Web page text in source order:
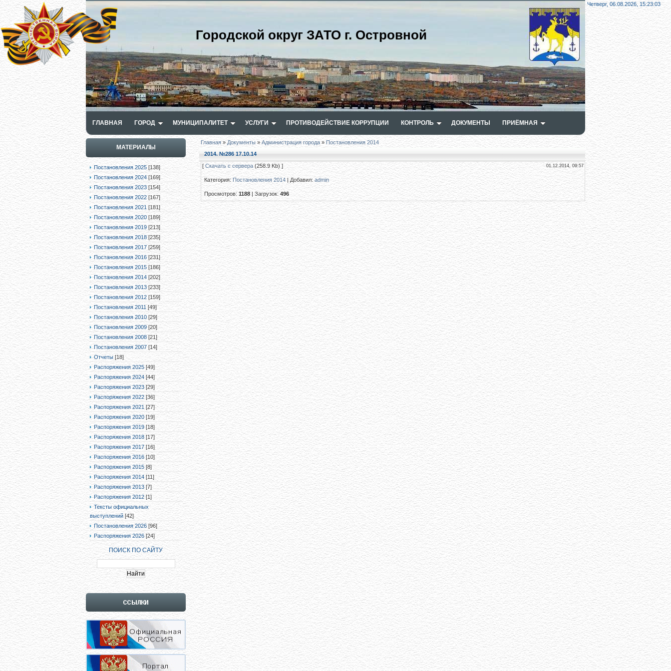
Четверг, 06.08.2026,15:23:03
Городской округ ЗАТО г. Островной
ГЛАВНАЯ ГОРОД МУНИЦИПАЛИТЕТ УСЛУГИ ПРОТИВОДЕЙСТВИЕ КОРРУПЦИИ КОНТРОЛЬ ДОКУМЕНТЫ ПРИЁМНАЯ
МАТЕРИАЛЫ
Постановления 2025 [138]
Постановления 2024 [169]
Постановления 2023 [154]
Постановления 2022 [167]
Постановления 2021 [181]
Постановления 2020 [189]
Постановления 2019 [213]
Постановления 2018 [235]
Постановления 2017 [259]
Постановления 2016 [231]
Постановления 2015 [186]
Постановления 2014 [202]
Постановления 2013 [233]
Постановления 2012 [159]
Постановления 2011 [49]
Постановления 2010 [29]
Постановления 2009 [20]
Постановления 2008 [21]
Постановления 2007 [14]
Отчеты [18]
Распоряжения 2025 [49]
Распоряжения 2024 [44]
Распоряжения 2023 [29]
Распоряжения 2022 [36]
Распоряжения 2021 [27]
Распоряжения 2020 [19]
Распоряжения 2019 [18]
Распоряжения 2018 [17]
Распоряжения 2017 [16]
Распоряжения 2016 [10]
Распоряжения 2015 [8]
Распоряжения 2014 [11]
Распоряжения 2013 [7]
Распоряжения 2012 [1]
Тексты официальных
выступлений [42]
Постановления 2026 [96]
Распоряжения 2026 [24]
ПОИСК ПО САЙТУ
Главная »Документы »Администрация города» Постановления 2014
2014. №286 17.10.14
[ Скачать с сервера(258.9 Kb) ] 01.12.2014, 09:57
Категория:Постановления 2014 |Добавил:admin
Просмотров:1188|Загрузок:496